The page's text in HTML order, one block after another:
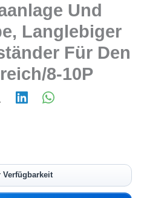
Und
Langlebiger
Für Den
8-10P
Verfügbarkeit